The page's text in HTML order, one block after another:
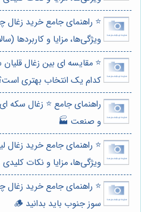
⭐️ راهنمای جامع خرید زغال
ویژگی‌ها، مزایا و کاربردها
⭐️ مقایسه ای بین زغال
کدام یک انتخاب بهتری
راهنمای جامع ⭐️ زغال سکه
و صنعت 🏭
⭐️ راهنمای جامع خرید زغال
ویژگی‌ها، مزایا و نکات
⭐️ راهنمای جامع خرید زغال
سوز جنوب باید بدانید 🪵